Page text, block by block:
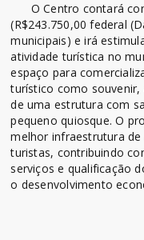
O Centro contará
(R$243.750,00 federal
municipais) e irá
atividade turística no
espaço para
turístico como
de uma estrutura com
pequeno quiosque. O
melhor infraestrutura
turistas, contribuindo
serviços e qualificação
o desenvolvimento